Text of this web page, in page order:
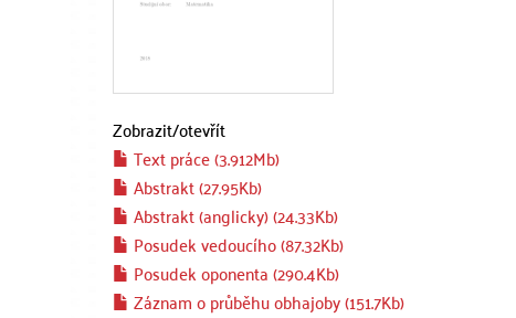
Zobrazit/otevřít
Text práce (3.912Mb)
Abstrakt (27.95Kb)
Abstrakt (anglicky) (24.33Kb)
Posudek vedoucího (87.32Kb)
Posudek oponenta (290.4Kb)
Záznam o průběhu obhajoby (151.7Kb)